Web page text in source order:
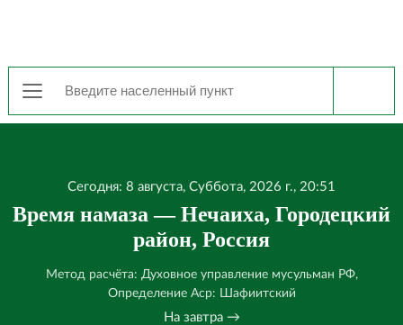
Сегодня: 8 августа, Суббота, 2026 г., 20:51
Время намаза — Нечаиха, Городецкий
район, Россия
Метод расчёта: Духовное управление мусульман РФ,
Определение Аср: Шафиитский
На завтра →